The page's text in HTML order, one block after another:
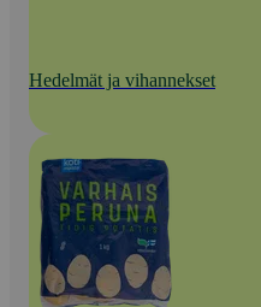
Hedelmät ja vihannekset